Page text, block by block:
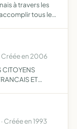
à travers les
tous les
Créée en 2006
CITOYENS
ET
DE CREER DES
Créée en 1993